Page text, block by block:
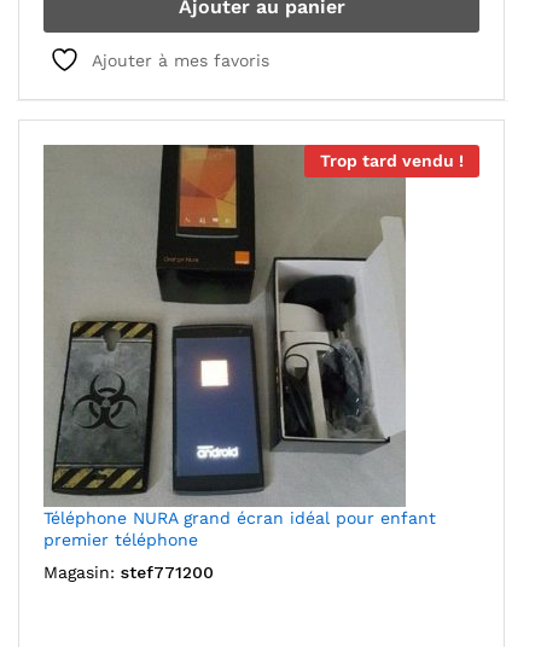
Ajouter au panier
Ajouter à mes favoris
Trop tard vendu !
Téléphone NURA grand écran idéal pour enfant
premier téléphone
Magasin: stef771200